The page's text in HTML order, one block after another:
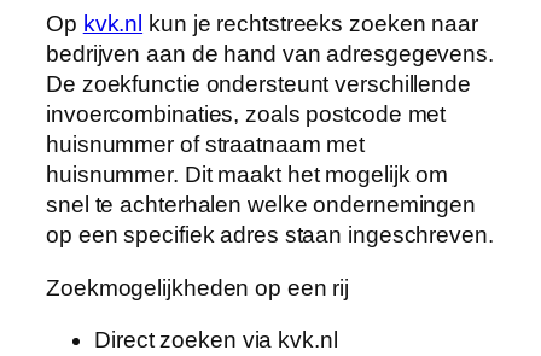
Op kvk.nl
kun je rechtstreeks zoeken naar
bedrijven aan de hand van adresgegevens.
De zoekfunctie ondersteunt verschillende
invoercombinaties, zoals postcode met
huisnummer of straatnaam met
huisnummer. Dit maakt het mogelijk om
snel te achterhalen welke ondernemingen
op een specifiek adres staan ingeschreven.
Zoekmogelijkheden op een rij
Direct zoeken via kvk.nl